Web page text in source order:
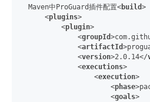
Maven中ProGuard插件配置<build>
<plugins>
<plugin>
<groupId>
<artifactId>
<version>2.0.14</
<executions>
<execution>
<phase>
<goals>